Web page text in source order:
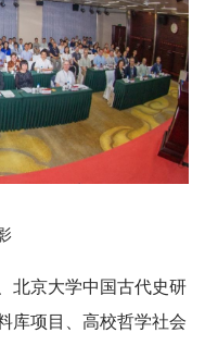
北京大学中国古代史研
库项目、高校哲学社会